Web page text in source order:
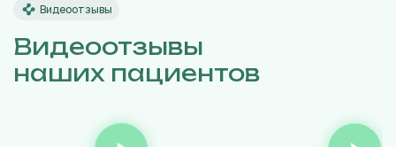
Видеоотзывы
Видеоотзывы
наших пациентов